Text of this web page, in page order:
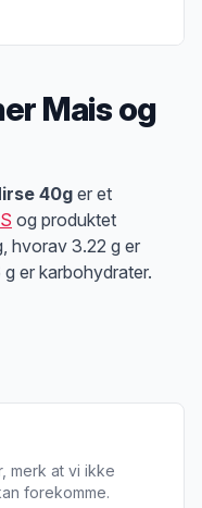
Mais og
40g er et
og produktet
hvorav 3.22 g er
er karbohydrater.
merk at vi ikke
forekomme.